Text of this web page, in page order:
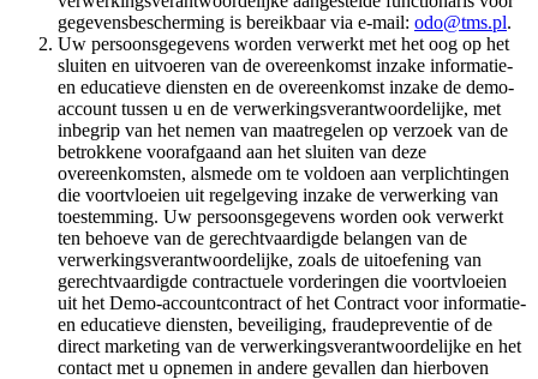
gegevensbescherming is bereikbaar via e-mail: odo@tms.pl.
Uw persoonsgegevens worden verwerkt met het oog op het
sluiten en uitvoeren van de overeenkomst inzake informatie-
en educatieve diensten en de overeenkomst inzake de demo-
account tussen u en de verwerkingsverantwoordelijke, met
inbegrip van het nemen van maatregelen op verzoek van de
betrokkene voorafgaand aan het sluiten van deze
overeenkomsten, alsmede om te voldoen aan verplichtingen
die voortvloeien uit regelgeving inzake de verwerking van
toestemming. Uw persoonsgegevens worden ook verwerkt
ten behoeve van de gerechtvaardigde belangen van de
verwerkingsverantwoordelijke, zoals de uitoefening van
gerechtvaardigde contractuele vorderingen die voortvloeien
uit het Demo-accountcontract of het Contract voor informatie-
en educatieve diensten, beveiliging, fraudepreventie of de
direct marketing van de verwerkingsverantwoordelijke en het
contact met u opnemen in andere gevallen dan hierboven